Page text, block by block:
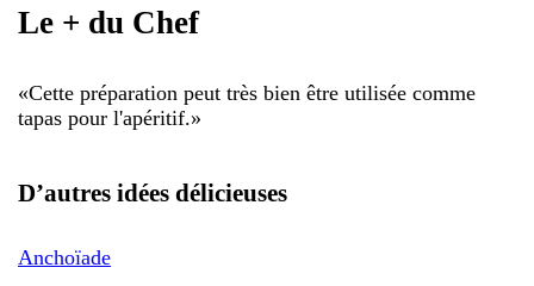
Le + du Chef
«Cette préparation peut très bien être utilisée comme
tapas pour l'apéritif.»
D’autres idées délicieuses
Anchoïade